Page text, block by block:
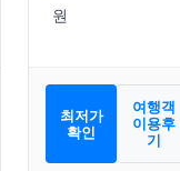
최저가
확인
여행객
이용후
기